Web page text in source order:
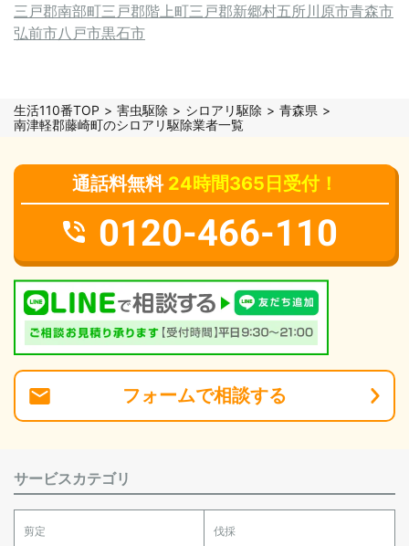
三戸郡南部町三戸郡階上町三戸郡新郷村五所川原市青森市
弘前市八戸市黒石市
生活110番TOP 害虫駆除 シロアリ駆除
青森県
南津軽郡藤崎町のシロアリ駆除業者一覧
通話料無料 24時間365日受付！
0120-466-110
フォームで相談する
サービスカテゴリ
剪定 伐採